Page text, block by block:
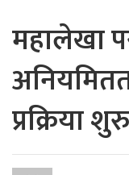
महालेखा
प्रक्रिया